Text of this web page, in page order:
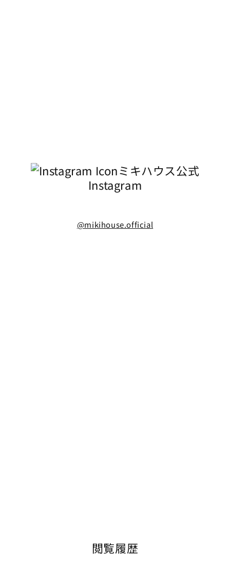
ミキハウス公式
Instagram
@mikihouse.official
閲覧履歴